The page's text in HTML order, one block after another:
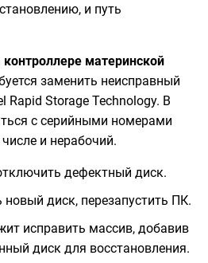
и путь
контроллере материнской
заменить неисправный
Rapid Storage Technology. В
с серийными номерами
и нерабочий.
дефектный диск.
диск, перезапустить ПК.
исправить массив, добавив
диск для восстановления.